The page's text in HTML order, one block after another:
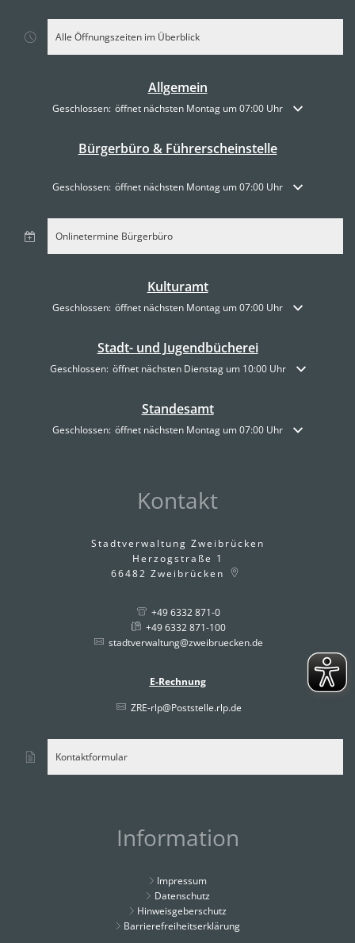
Alle Öffnungszeiten im Überblick
Allgemein
Klicken, um weitere Öffnungs- oder Schließzeiten auszublenden
Geschlossen: öffnet nächsten Montag um 07:00 Uhr
Bürgerbüro & Führerscheinstelle
Klicken, um weitere Öffnungs- oder Schließzeiten auszublenden
Geschlossen: öffnet nächsten Montag um 07:00 Uhr
Onlinetermine Bürgerbüro
Kulturamt
Klicken, um weitere Öffnungs- oder Schließzeiten auszublenden
Geschlossen: öffnet nächsten Montag um 07:00 Uhr
Stadt- und Jugendbücherei
Klicken, um weitere Öffnungs- oder Schließzeiten auszublenden
Geschlossen: öffnet nächsten Dienstag um 10:00 Uhr
Standesamt
Klicken, um weitere Öffnungs- oder Schließzeiten auszublenden
Geschlossen: öffnet nächsten Montag um 07:00 Uhr
Kontakt
Stadtverwaltung Zweibrücken
Herzogstraße 1
66482 Zweibrücken
+49 6332 871-0
+49 6332 871-100
stadtverwaltung@zweibruecken.de
E-Rechnung
ZRE-rlp@Poststelle.rlp.de
Kontaktformular
Information
Impressum
Datenschutz
Hinweisgeberschutz
Barrierefreiheitserklärung